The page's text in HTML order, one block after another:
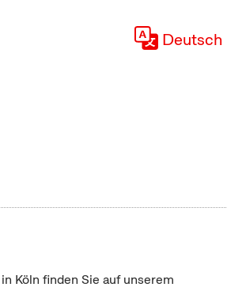
Deutsch
Köln finden Sie auf unserem